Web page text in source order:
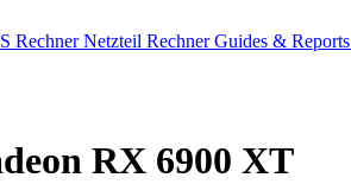
RechnerNetzteil RechnerGuides & Reports
RX 6900 XT